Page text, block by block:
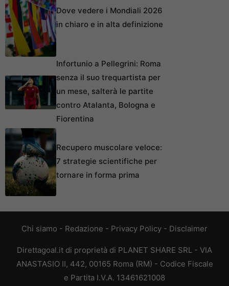
Dove vedere i Mondiali 2026
in chiaro e in alta definizione
Infortunio a Pellegrini: Roma
senza il suo trequartista per
un mese, salterà le partite
contro Atalanta, Bologna e
Fiorentina
Recupero muscolare veloce:
7 strategie scientifiche per
tornare in forma prima
Chi siamo - Redazione - Privacy Policy - Disclaimer
Direttagoal.it di proprietà di PLANET SHARE SRL - VIA
ANASTASIO II, 442, 00165 Roma (RM) - Codice Fiscale
e Partita I.V.A. 13461621008